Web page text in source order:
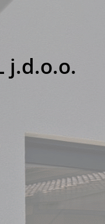
j.d.o.o.